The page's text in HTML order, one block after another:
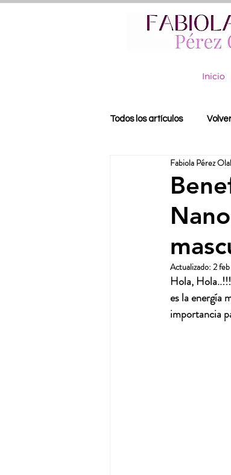
Inicio
Todos los artículos
Fabiola Pérez
Actualizado: 2
Hola,
es la energía
importancia